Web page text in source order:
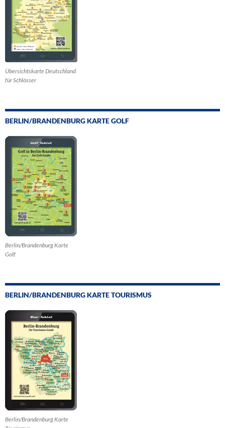
Übersichtskarte Deutschland
für Schlösser
BERLIN/BRANDENBURG KARTE GOLF
Berlin/Brandenburg Karte
Golf
BERLIN/BRANDENBURG KARTE TOURISMUS
Berlin/Brandenburg Karte